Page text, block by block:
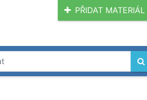
PŘIDAT MATERIÁL